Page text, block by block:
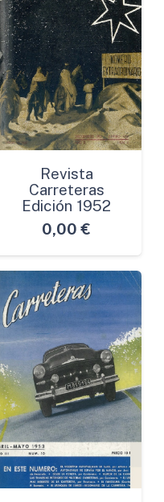
Revista
Carreteras
Edición 1952
0,00 €